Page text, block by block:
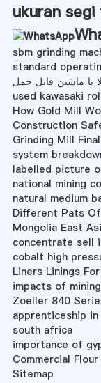
ukuran
sbm grinding
standard
با ماشین قابل حمل
used kawasaki
How Gold Mill
Construction
Grinding Mill
system
labelled picture
national mining
natural medium
Different Pats
Mongolia East
concentrate sell
cobalt high
Liners Linings
impacts of
Zoeller 840
apprenticeship
south africa
importance of
Commercial
Sitemap